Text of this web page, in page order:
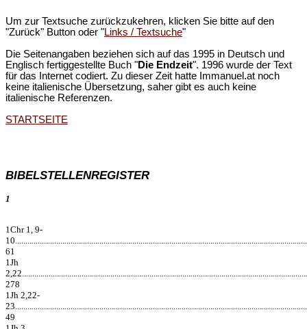
Um zur Textsuche zurückzukehren, klicken Sie bitte auf den
"Zurück" Button oder "Links / Textsuche"
Die Seitenangaben beziehen sich auf das 1995 in Deutsch und
Englisch fertiggestellte Buch "Die Endzeit". 1996 wurde der Text
für das Internet codiert. Zu dieser Zeit hatte Immanuel.at noch
keine italienische Übersetzung, saher gibt es auch keine
italienische Referenzen.
STARTSEITE
BIBELSTELLENREGISTER
1
1Chr 1, 9-
61
1Jh
278
1Jh 2,22-
49